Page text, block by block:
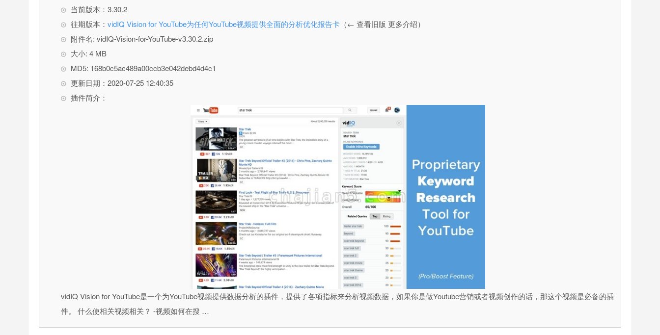
当前版本：3.30.2
往期版本： vidIQ Vision for YouTube为任何YouTube视频提供全面的分析优化报告卡 （← 查看旧版 更多介绍）
附件名: vidIQ-Vision-for-YouTube-v3.30.2.zip
大小: 4 MB
MD5: 168b0c5ac489a00ccb3e042debd4d4c1
更新日期：2020-07-25 12:40:35
插件简介：
vidIQ Vision for YouTube是一个为YouTube视频提供数据分析的插件，提供了各项指标来分析视频数据，如果你是做Youtube营销或者视频创作的话，那这个视频是必备的插
件。 什么使相关视频相关？ -视频如何在搜 …